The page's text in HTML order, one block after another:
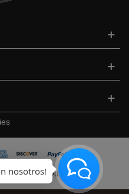
· info@utara.es